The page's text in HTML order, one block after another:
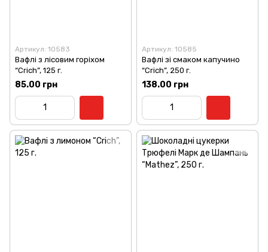
Артикул: 10583
Вафлі з лісовим горіхом
“Crich”, 125 г.
85.00 грн
Артикул: 10585
Вафлі зі смаком капучино
“Crich”, 250 г.
138.00 грн